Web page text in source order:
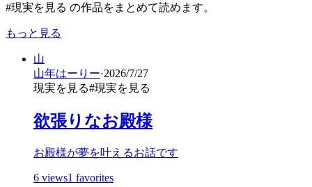
#現実を見る の作品をまとめて読めます。
もっと見る
山
山年はーりー·2026/7/27
現実を見る#現実を見る
欲張りなお殿様
お殿様が夢を叶えるお話です
6 views1 favorites